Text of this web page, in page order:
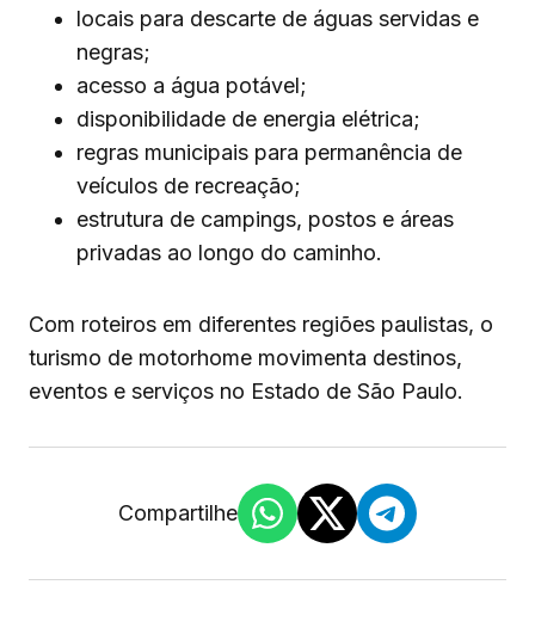
locais para descarte de águas servidas e
negras;
acesso a água potável;
disponibilidade de energia elétrica;
regras municipais para permanência de
veículos de recreação;
estrutura de campings, postos e áreas
privadas ao longo do caminho.
Com roteiros em diferentes regiões paulistas, o
turismo de motorhome movimenta destinos,
eventos e serviços no Estado de São Paulo.
Compartilhe